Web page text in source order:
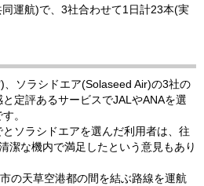
運航)で、3社合わせて1日計23本(実
ソラシドエア(Solaseed Air)の3社の
定評あるサービスでJALやANAを選
。
ソラシドエアを選んだ利用者は、往
潔な機内で満足したという意見もあり
の天草空港都の間を結ぶ路線を運航